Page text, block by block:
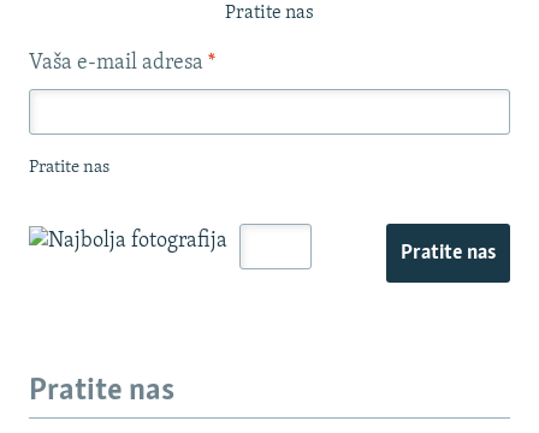
Pratite nas
Vaša e-mail adresa *
Pratite nas
Pratite nas
Pratite nas